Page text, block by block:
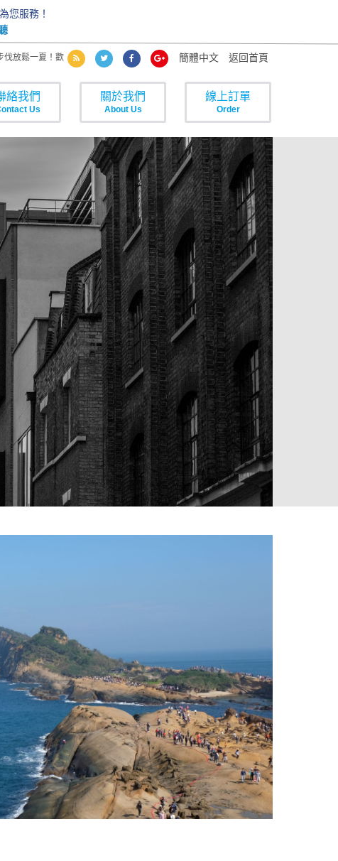
您服務！
聽
放鬆一夏！歡迎雙人旅行、親子出遊預約住宿，日夜雙享悠閒時光。
簡體中文 返回首頁
絡我們
Us
關於我們
About Us
線上訂單
Order